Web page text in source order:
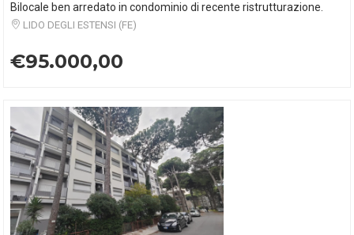
Bilocale ben arredato in condominio di recente ristrutturazione.
LIDO DEGLI ESTENSI (FE)
€95.000,00